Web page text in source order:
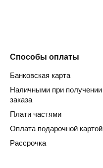
Способы оплаты
Банковская карта
Наличными при получении
заказа
Плати частями
Оплата подарочной картой
Рассрочка